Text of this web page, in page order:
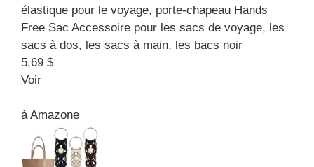
élastique pour le voyage, porte-chapeau Hands
Free Sac Accessoire pour les sacs de voyage, les
sacs à dos, les sacs à main, les bacs noir
5,69 $
Voir
àAmazone